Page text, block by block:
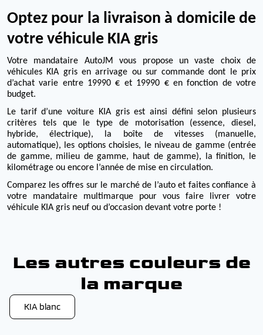
Optez pour la livraison à domicile de
votre véhicule KIA gris
Votre mandataire AutoJM vous propose un vaste choix de
véhicules KIA gris en arrivage ou sur commande dont le prix
d’achat varie entre 19990 € et 19990 € en fonction de votre
budget.
Le tarif d’une voiture KIA gris est ainsi défini selon plusieurs
critères tels que le type de motorisation (essence, diesel,
hybride, électrique), la boîte de vitesses (manuelle,
automatique), les options choisies, le niveau de gamme (entrée
de gamme, milieu de gamme, haut de gamme), la finition, le
kilométrage ou encore l’année de mise en circulation.
Comparez les offres sur le marché de l’auto et faites confiance à
votre mandataire multimarque pour vous faire livrer votre
véhicule KIA gris neuf ou d’occasion devant votre porte !
Les autres couleurs de
la marque
KIA blanc